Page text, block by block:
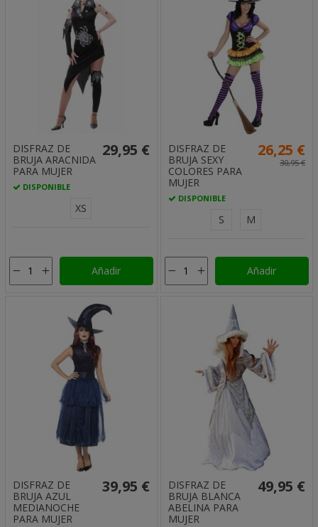
DISFRAZ DE
BRUJA ARACNIDA
PARA MUJER
DISPONIBLE
29,95 €
XS
Añadir
DISFRAZ DE
BRUJA SEXY
COLORES PARA
MUJER
DISPONIBLE
26,25 €
30,95 €
S M
Añadir
DISFRAZ DE
BRUJA AZUL
MEDIANOCHE
PARA MUJER
39,95 €
DISFRAZ DE
BRUJA BLANCA
ABELINA PARA
MUJER
49,95 €